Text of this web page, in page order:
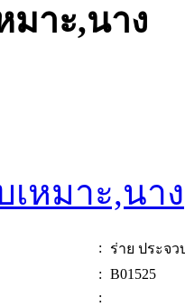
มาะ,นาง
เหมาะ,นาง
:
ร่าย ประจว
: B01525
: